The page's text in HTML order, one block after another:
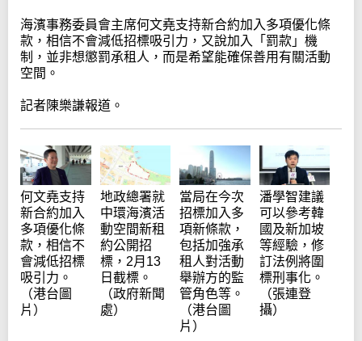
海濱事務委員會主席何文堯支持新合約加入多項優化條
款，相信不會減低招標吸引力，又說加入「罰款」機
制，並非想懲罰承租人，而是希望能確保善用有關活動
空間。
記者陳樂謙報道。
何文堯支持
新合約加入
多項優化條
款，相信不
會減低招標
吸引力。
（港台圖
片）
地政總署就
中環海濱活
動空間新租
約公開招
標，2月13
日截標。
（政府新聞
處）
當局在今次
招標加入多
項新條款，
包括加強承
租人對活動
舉辦方的監
管角色等。
（港台圖
片）
潘學智建議
可以參考韓
國及新加坡
等經驗，修
訂法例將圍
標刑事化。
（張連登
攝）